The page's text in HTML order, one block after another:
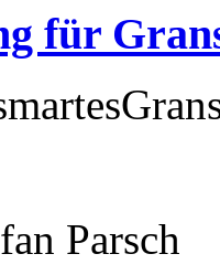
für
Parsch